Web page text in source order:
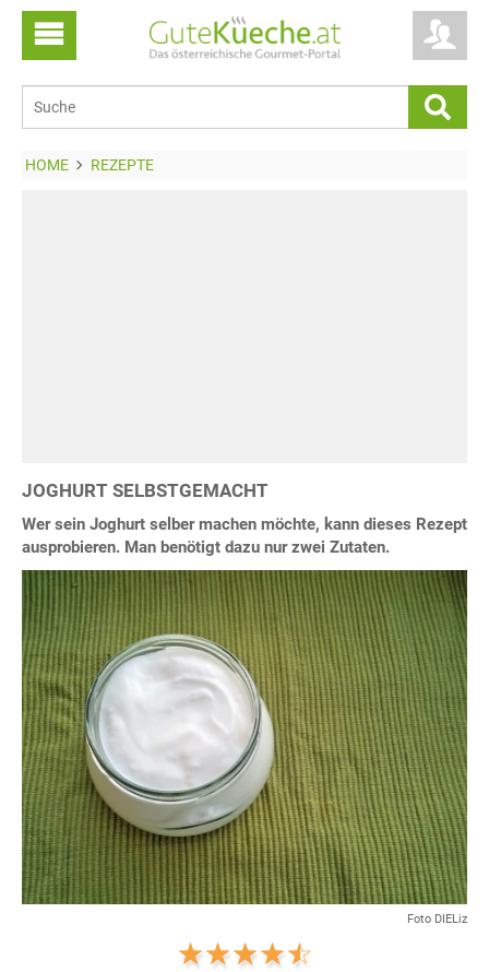
HOME REZEPTE
JOGHURT SELBSTGEMACHT
Wer sein Joghurt selber machen möchte, kann dieses Rezept
ausprobieren. Man benötigt dazu nur zwei Zutaten.
Foto DIELiz